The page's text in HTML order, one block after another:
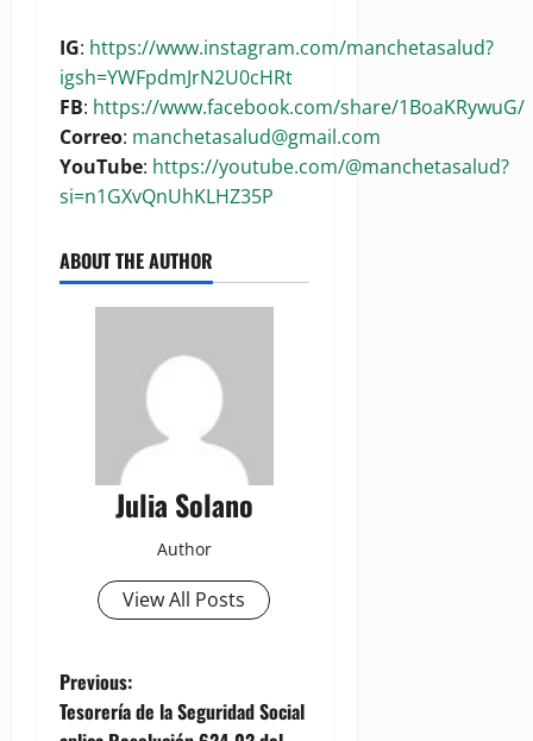
IG: https://www.instagram.com/manchetasalud?
igsh=YWFpdmJrN2U0cHRt
FB: https://www.facebook.com/share/1BoaKRywuG/
Correo: manchetasalud@gmail.com
YouTube: https://youtube.com/@manchetasalud?
si=n1GXvQnUhKLHZ35P
ABOUT THE AUTHOR
Julia Solano
Author
View All Posts
P
Previous:
Tesorería de la Seguridad Social